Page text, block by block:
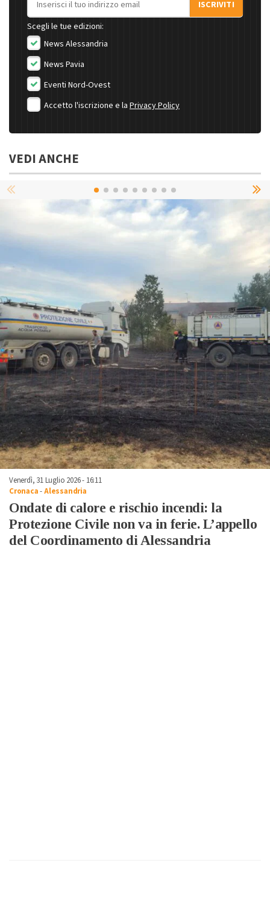
ISCRIVITI
Scegli le tue edizioni:
News Alessandria
News Pavia
Eventi Nord-Ovest
Accetto l'iscrizione e la Privacy Policy
VEDI ANCHE
Venerdì, 31 Luglio 2026 - 16:11
Cronaca-Alessandria
Ondate di calore e rischio incendi: la
Protezione Civile non va in ferie. L’appello
del Coordinamento di Alessandria